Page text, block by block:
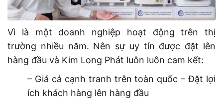
Vì là một doanh nghiệp hoạt động trên thị
trường nhiều năm. Nên sự uy tín được đặt lên
hàng đầu và Kim Long Phát luôn luôn cam kết:
– Giá cả cạnh tranh trên toàn quốc – Đặt lợi
ích khách hàng lên hàng đầu